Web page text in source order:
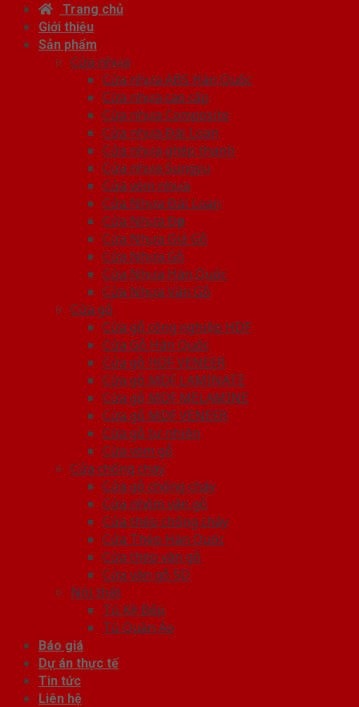
Trang chủ
Giới thiệu
Sản phẩm
Cửa nhựa
Cửa nhựa ABS Hàn Quốc
Cửa nhựa cao cấp
Cửa nhựa Composite
Cửa nhựa Đài Loan
Cửa nhựa ghép thanh
Cửa nhựa Sungyu
Cửa vòm nhựa
Cửa Nhựa Đài Loan
Cửa Nhựa Đẹp
Cửa Nhựa Giả Gỗ
Cửa Nhựa Gỗ
Cửa Nhựa Hàn Quốc
Cửa Nhựa Vân Gỗ
Cửa gỗ
Cửa gỗ công nghiệp HDF
Cửa Gỗ Hàn Quốc
Cửa gỗ HDF VENEER
Cửa gỗ MDF LAMINATE
Cửa gỗ MDF MELAMINE
Cửa gỗ MDF VENEER
Cửa gỗ tự nhiên
Cửa vòm gỗ
Cửa chống cháy
Cửa gỗ chống cháy
Cửa nhôm vân gỗ
Cửa thép chống cháy
Cửa Thép Hàn Quốc
Cửa thép vân gỗ
Cửa vân gỗ 5D
Nội thất
Tủ Kệ Bếp
Tủ Quần Áo
Báo giá
Dự án thực tế
Tin tức
Liên hệ